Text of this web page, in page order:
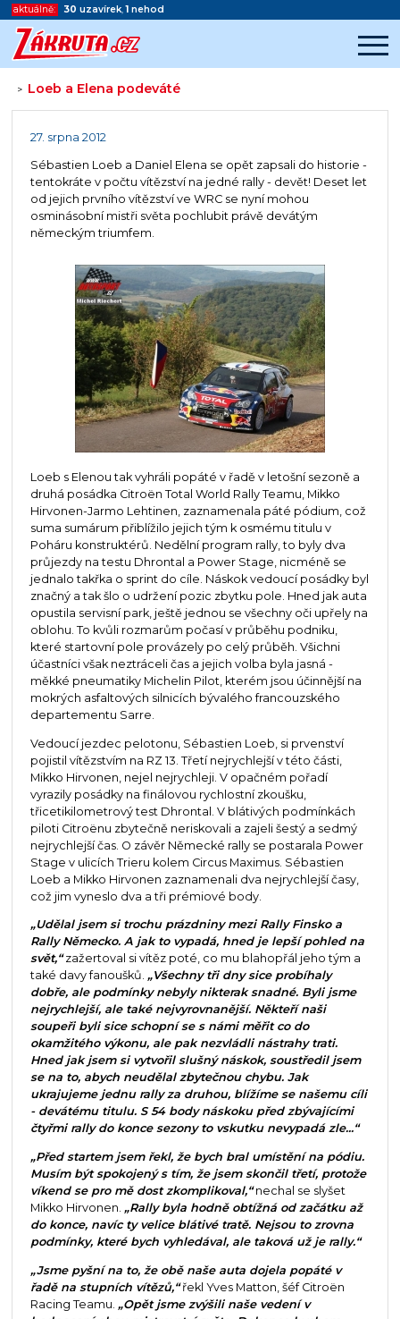
aktuálně: 30 uzavírek,1 nehod
> Loeb a Elena podeváté
Začátek reklamy
27. srpna 2012
Sébastien Loeb a Daniel Elena se opět zapsali do historie -
tentokráte v počtu vítězství na jedné rally - devět! Deset let
od jejich prvního vítězství ve WRC se nyní mohou
osminásobní mistři světa pochlubit právě devátým
německým triumfem.
Loeb s Elenou tak vyhráli popáté v řadě v letošní sezoně a
druhá posádka Citroën Total World Rally Teamu, Mikko
Hirvonen-Jarmo Lehtinen, zaznamenala páté pódium, což
suma sumárum přiblížilo jejich tým k osmému titulu v
Poháru konstruktérů. Nedělní program rally, to byly dva
průjezdy na testu Dhrontal a Power Stage, nicméně se
jednalo takřka o sprint do cíle. Náskok vedoucí posádky byl
značný a tak šlo o udržení pozic zbytku pole. Hned jak auta
opustila servisní park, ještě jednou se všechny oči upřely na
oblohu. To kvůli rozmarům počasí v průběhu podniku,
které startovní pole provázely po celý průběh. Všichni
účastníci však neztráceli čas a jejich volba byla jasná -
měkké pneumatiky Michelin Pilot, kterém jsou účinnější na
mokrých asfaltových silnicích bývalého francouzského
departementu Sarre.
Vedoucí jezdec pelotonu, Sébastien Loeb, si prvenství
pojistil vítězstvím na RZ 13. Třetí nejrychlejší v této části,
Mikko Hirvonen, nejel nejrychleji. V opačném pořadí
vyrazily posádky na finálovou rychlostní zkoušku,
třicetikilometrový test Dhrontal. V blátivých podmínkách
piloti Citroënu zbytečně neriskovali a zajeli šestý a sedmý
nejrychlejší čas. O závěr Německé rally se postarala Power
Stage v ulicích Trieru kolem Circus Maximus. Sébastien
Loeb a Mikko Hirvonen zaznamenali dva nejrychlejší časy,
což jim vyneslo dva a tři prémiové body.
„Udělal jsem si trochu prázdniny mezi Rally Finsko a
Rally Německo. A jak to vypadá, hned je lepší pohled na
svět,“zažertoval si vítěz poté, co mu blahopřál jeho tým a
také davy fanoušků. „Všechny tři dny sice probíhaly
dobře, ale podmínky nebyly nikterak snadné. Byli jsme
nejrychlejší, ale také nejvyrovnanější. Někteří naši
soupeři byli sice schopní se s námi měřit co do
okamžitého výkonu, ale pak nezvládli nástrahy trati.
Hned jak jsem si vytvořil slušný náskok, soustředil jsem
se na to, abych neudělal zbytečnou chybu. Jak
ukrajujeme jednu rally za druhou, blížíme se našemu cíli
- devátému titulu. S 54 body náskoku před zbývajícími
čtyřmi rally do konce sezony to vskutku nevypadá zle...“
„Před startem jsem řekl, že bych bral umístění na pódiu.
Musím být spokojený s tím, že jsem skončil třetí, protože
víkend se pro mě dost zkomplikoval,“nechal se slyšet
Mikko Hirvonen. „Rally byla hodně obtížná od začátku až
do konce, navíc ty velice blátivé tratě. Nejsou to zrovna
podmínky, které bych vyhledával, ale taková už je rally.“
„Jsme pyšní na to, že obě naše auta dojela popáté v
řadě na stupních vítězů,“řekl Yves Matton, šéf Citroën
Racing Teamu. „Opět jsme zvýšili naše vedení v